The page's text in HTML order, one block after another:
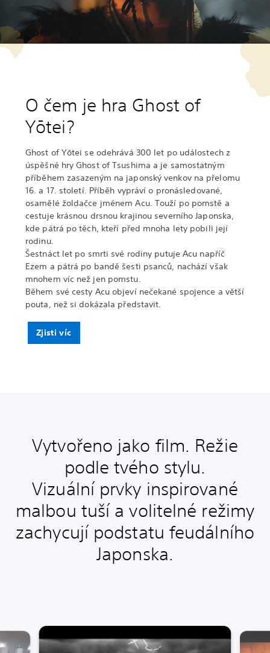
O čem je hra Ghost of
Yōtei?
Ghost of Yōtei se odehrává 300 let po událostech z
úspěšné hry Ghost of Tsushima a je samostatným
příběhem zasazeným na japonský venkov na přelomu
16. a 17. století. Příběh vypráví o pronásledované,
osamělé žoldačce jménem Acu. Touží po pomstě a
cestuje krásnou drsnou krajinou severního Japonska,
kde pátrá po těch, kteří před mnoha lety pobili její
rodinu.
Šestnáct let po smrti své rodiny putuje Acu napříč
Ezem a pátrá po bandě šesti psanců, nachází však
mnohem víc než jen pomstu.
Během své cesty Acu objeví nečekané spojence a větší
pouta, než si dokázala představit.
Zjisti víc
Vytvořeno jako film. Režie
podle tvého stylu.
Vizuální prvky inspirované
malbou tuší a volitelné režimy
zachycují podstatu feudálního
Japonska.